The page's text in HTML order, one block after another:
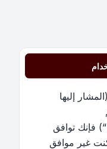
إليها
”https://oudmajlis.net/forum“) فإنك توافق
كنت غير موافق